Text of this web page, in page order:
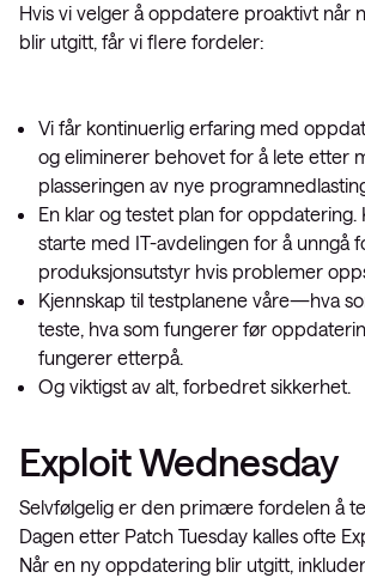
Hvis vi velger å oppdatere proaktivt når
blir utgitt, får vi flere fordeler:
Vi får kontinuerlig erfaring med
og eliminerer behovet for å lete etter
plasseringen av nye
En klar og testet plan for oppdatering.
starte med IT-avdelingen for å unngå
produksjonsutstyr hvis problemer
Kjennskap til testplanene våre—hva
teste, hva som fungerer før
fungerer etterpå.
Og viktigst av alt, forbedret sikkerhet.
Exploit Wednesday
Selvfølgelig er den primære fordelen å
Dagen etter Patch Tuesday kalles ofte
Når en ny oppdatering blir utgitt,